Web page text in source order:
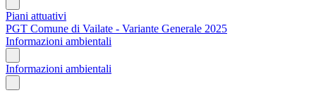
Piani attuativi
PGT Comune di Vailate - Variante Generale 2025
Informazioni ambientali
Informazioni ambientali